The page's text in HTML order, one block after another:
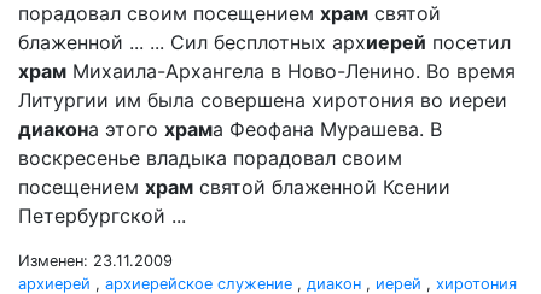
порадовал своим посещением храм святой
блаженной ... ... Сил бесплотных архиерей посетил
храм Михаила-Архангела в Ново-Ленино. Во время
Литургии им была совершена хиротония во иереи
диакона этого храма Феофана Мурашева. В
воскресенье владыка порадовал своим
посещением храм святой блаженной Ксении
Петербургской ...
Изменен: 23.11.2009
архиерей , архиерейское служение , диакон , иерей , хиротония